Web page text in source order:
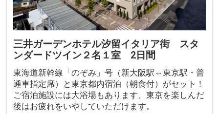
三井ガーデンホテル汐留イタリア街 スタ
ンダードツイン２名１室 2日間
東海道新幹線「のぞみ」号（新大阪駅⇔東京駅・普
通車指定席）と東京都内宿泊（朝食付）がセット！
ご宿泊施設には大浴場もあります、東京を楽しんだ
後はお疲れをいやしていただけます。